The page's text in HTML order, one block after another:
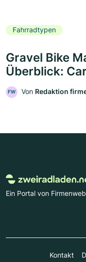
Fahrradtypen
Gravel Bike
Überblick:
FW Von Redaktion
Ein Portal von
Kontakt